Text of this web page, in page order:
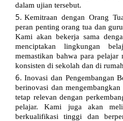
dalam ujian tersebut.
Kemitraan dengan Orang
peran penting orang tua dan
Kami akan bekerja sama
menciptakan lingkungan
memastikan bahwa para pelajar
konsisten di sekolah dan di
Inovasi dan Pengembangan
berinovasi dan
tetap relevan dengan
pelajar. Kami juga akan
berkualifikasi tinggi dan